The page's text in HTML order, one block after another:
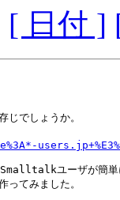
[ 日付 ]
じでしょうか。
ユーザが簡単